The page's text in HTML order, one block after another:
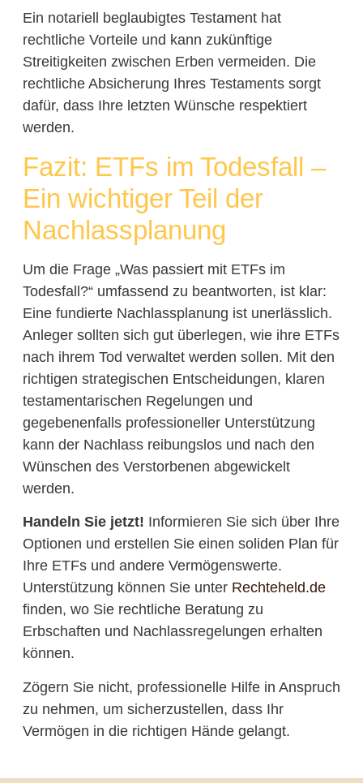
Ein notariell beglaubigtes Testament hat
rechtliche Vorteile und kann zukünftige
Streitigkeiten zwischen Erben vermeiden. Die
rechtliche Absicherung Ihres Testaments sorgt
dafür, dass Ihre letzten Wünsche respektiert
werden.
Fazit: ETFs im Todesfall –
Ein wichtiger Teil der
Nachlassplanung
Um die Frage „Was passiert mit ETFs im
Todesfall?“ umfassend zu beantworten, ist klar:
Eine fundierte Nachlassplanung ist unerlässlich.
Anleger sollten sich gut überlegen, wie ihre ETFs
nach ihrem Tod verwaltet werden sollen. Mit den
richtigen strategischen Entscheidungen, klaren
testamentarischen Regelungen und
gegebenenfalls professioneller Unterstützung
kann der Nachlass reibungslos und nach den
Wünschen des Verstorbenen abgewickelt
werden.
Handeln Sie jetzt! Informieren Sie sich über Ihre
Optionen und erstellen Sie einen soliden Plan für
Ihre ETFs und andere Vermögenswerte.
Unterstützung können Sie unter Rechteheld.de
finden, wo Sie rechtliche Beratung zu
Erbschaften und Nachlassregelungen erhalten
können.
Zögern Sie nicht, professionelle Hilfe in Anspruch
zu nehmen, um sicherzustellen, dass Ihr
Vermögen in die richtigen Hände gelangt.